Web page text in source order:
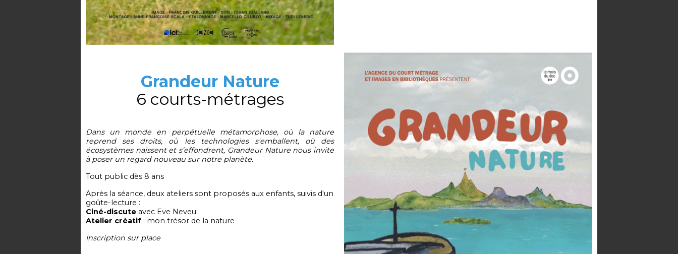
Grandeur Nature
6 courts-métrages
Dans un monde en perpétuelle métamorphose, où la nature
reprend ses droits, où les technologies s'emballent, où des
écosystèmes naissent et s’effondrent, Grandeur Nature nous invite
à poser un regard nouveau sur notre planète.
Tout public dès 8 ans
Après la séance, deux ateliers sont proposés aux enfants, suivis d'un
goûte-lecture :
Ciné-discute avec Eve Neveu
Atelier créatif : mon trésor de la nature
Inscription sur place